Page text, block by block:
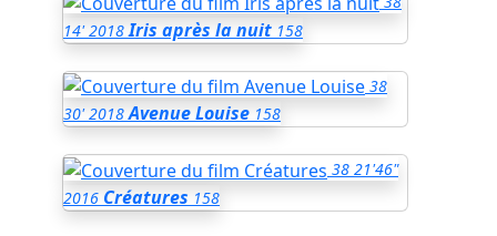
14' 2018 Iris après la nuit 158
38
30' 2018 Avenue Louise 158
38 21'46"
2016 Créatures 158